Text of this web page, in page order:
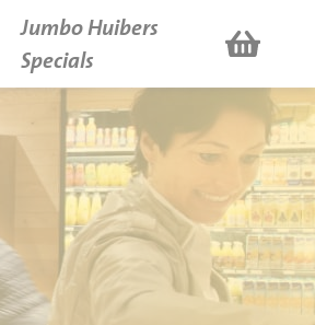
Jumbo Huibers
Specials